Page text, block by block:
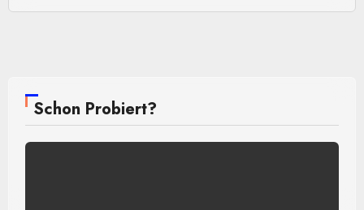
Schon Probiert?